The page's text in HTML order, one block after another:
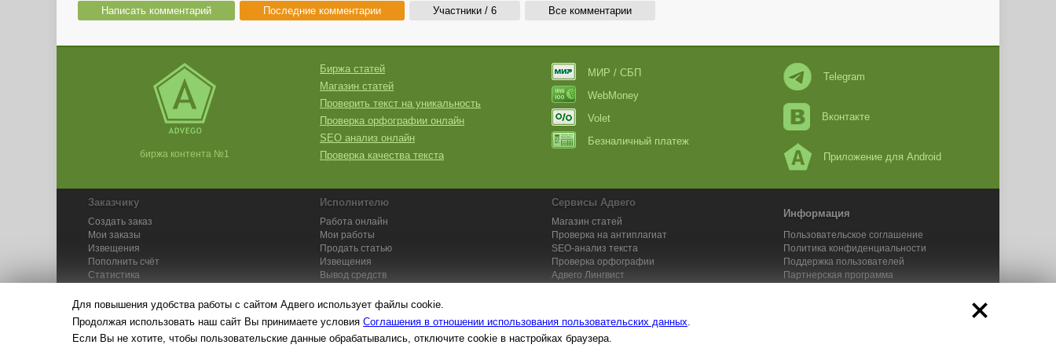
Написать комментарий Последние комментарии Участники / 6 Все комментарии
биржа контента №1
Биржа статей
Магазин статей
Проверить текст на уникальность
Проверка орфографии онлайн
SEO анализ онлайн
Проверка качества текста
МИР / СБП
WebMoney
Volet
Безналичный платеж
Telegram
Вконтакте
Приложение для Android
Заказчику
Создать заказ
Мои заказы
Извещения
Пополнить счёт
Статистика
Исполнителю
Работа онлайн
Мои работы
Продать статью
Извещения
Вывод средств
Сервисы Адвего
Магазин статей
Проверка на антиплагиат
SEO-анализ текста
Проверка орфографии
Адвего Лингвист
Информация
Пользовательское соглашение
Политика конфиденциальности
Поддержка пользователей
Партнерская программа
© Адвего — биржа контента №1. Копирайтинг, рерайтинг, переводы,работа на дому
Для повышения удобства работы с сайтом Адвего использует файлы cookie.
Продолжая использовать наш сайт Вы принимаете условия Соглашения в отношении использования пользовательских данных
Если Вы не хотите, чтобы пользовательские данные обрабатывались, отключите cookie в настройках браузера.